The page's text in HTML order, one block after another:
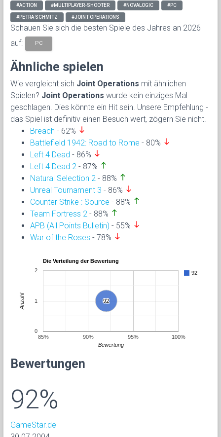
#ACTION #MULTIPLAYER-SHOOTER #NOVALOGIC #PC
#PETRA SCHMITZ #JOINT OPERATIONS
Schauen Sie sich die besten Spiele des Jahres an 2026
auf:
PC
Ähnliche spielen
Wie vergleicht sich Joint Operations mit ähnlichen
Spielen? Joint Operations wurde kein einziges Mal
geschlagen. Dies könnte ein Hit sein. Unsere Empfehlung -
das Spiel ist definitiv einen Besuch wert, zögern Sie nicht.
Breach - 62% south
Battlefield 1942: Road to Rome - 80% south
Left 4 Dead - 86% south
Left 4 Dead 2 - 87% north
Natural Selection 2 - 88% north
Unreal Tournament 3 - 86% south
Counter Strike : Source - 88% north
Team Fortress 2 - 88% north
APB (All Points Bulletin) - 55% south
War of the Roses - 78% south
Die Verteilung der Bewertung
92
92
92
85% 90% 95% 100%
0
1
2
Bewertung
Anzahl
Bewertungen
92%
GameStar.de